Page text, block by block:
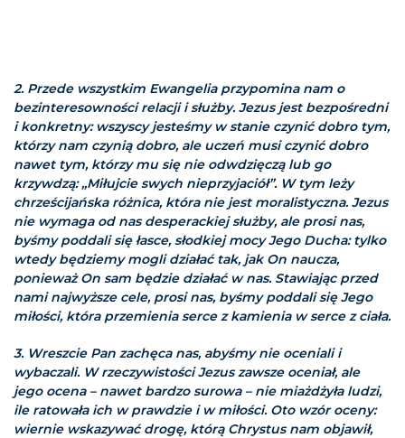
2. Przede wszystkim Ewangelia przypomina nam o
bezinteresowności relacji i służby. Jezus jest bezpośredni
i konkretny: wszyscy jesteśmy w stanie czynić dobro tym,
którzy nam czynią dobro, ale uczeń musi czynić dobro
nawet tym, którzy mu się nie odwdzięczą lub go
krzywdzą: „Miłujcie swych nieprzyjaciół”. W tym leży
chrześcijańska różnica, która nie jest moralistyczna. Jezus
nie wymaga od nas desperackiej służby, ale prosi nas,
byśmy poddali się łasce, słodkiej mocy Jego Ducha: tylko
wtedy będziemy mogli działać tak, jak On naucza,
ponieważ On sam będzie działać w nas. Stawiając przed
nami najwyższe cele, prosi nas, byśmy poddali się Jego
miłości, która przemienia serce z kamienia w serce z ciała.
3. Wreszcie Pan zachęca nas, abyśmy nie oceniali i
wybaczali. W rzeczywistości Jezus zawsze oceniał, ale
jego ocena – nawet bardzo surowa – nie miażdżyła ludzi,
ile ratowała ich w prawdzie i w miłości. Oto wzór oceny:
wiernie wskazywać drogę, którą Chrystus nam objawił,